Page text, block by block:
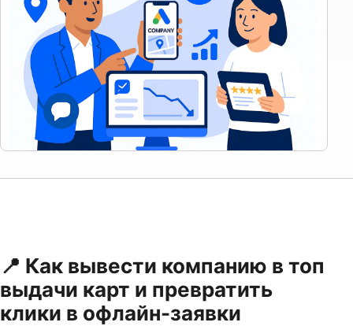
📍 Как вывести компанию в топ
выдачи карт и превратить
клики в офлайн-заявки